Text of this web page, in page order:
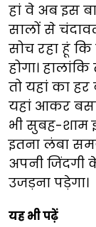
हां वे अब इस
सालों से
सोच रहा हूं
होगा।
तो यहां का
यहां आकर
भी सुबह-शाम
इतना लंबा
अपनी
उजड़ना पड़ेगा।
यह भी पढ़ें